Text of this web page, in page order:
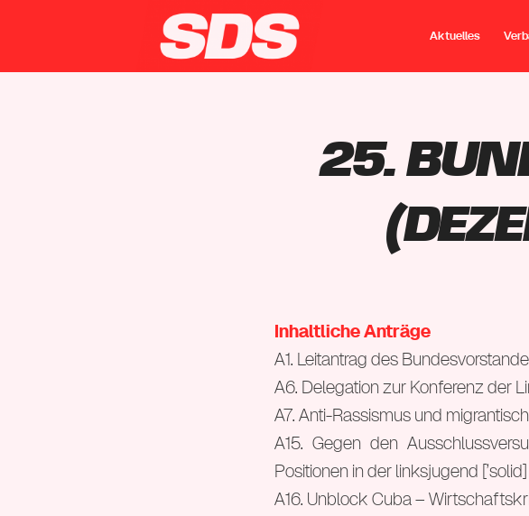
Aktuelles
25.
Inhaltliche Anträge
A1. Leitantrag des
A6. Delegation zur Konferenz der
A7. Anti-Rassismus und
A15. Gegen den
Positionen in der linksjugend [’solid]
A16. Unblock Cuba –